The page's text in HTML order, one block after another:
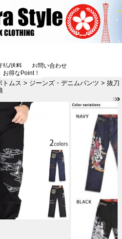
払/送料
お問い合わせ
お得なPoint！
トムス > ジーンズ・デニムパンツ > 抜刀